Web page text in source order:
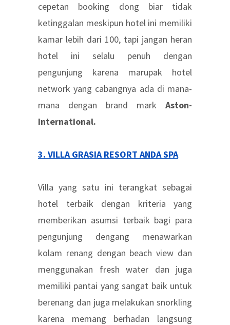
cepetan booking dong biar tidak
ketinggalan meskipun hotel ini memiliki
kamar lebih dari 100, tapi jangan heran
hotel ini selalu penuh dengan
pengunjung karena marupak hotel
network yang cabangnya ada di mana-
mana dengan brand mark Aston-
International.
3. VILLA GRASIA RESORT ANDA SPA
Villa yang satu ini terangkat sebagai
hotel terbaik dengan kriteria yang
memberikan asumsi terbaik bagi para
pengunjung dengang menawarkan
kolam renang dengan beach view dan
menggunakan fresh water dan juga
memiliki pantai yang sangat baik untuk
berenang dan juga melakukan snorkling
karena memang berhadan langsung